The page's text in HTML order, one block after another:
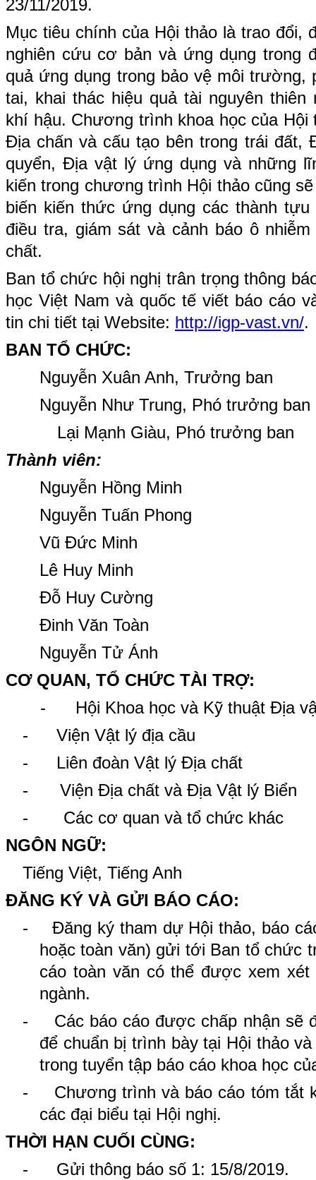
23/11/2019.
Mục tiêu chính của Hội thảo là trao đổi,
nghiên cứu cơ bản và ứng dụng trong
quả ứng dụng trong bảo vệ môi trường,
tai, khai thác hiệu quả tài nguyên
khí hậu. Chương trình khoa học của
Địa chấn và cấu tạo bên trong trái đất,
quyển, Địa vật lý ứng dụng và những
kiến trong chương trình Hội thảo cũng
biến kiến thức ứng dụng các thành
điều tra, giám sát và cảnh báo ô
chất.
Ban tổ chức hội nghị trân trọng thông
học Việt Nam và quốc tế viết báo cáo
tin chi tiết tại Website: http://igp-vast.vn/.
BAN TỔ CHỨC:
Nguyễn Xuân Anh, Trưởng ban
Nguyễn Như Trung, Phó trưởng ban
Lại Mạnh Giàu, Phó trưởng ban
Thành viên:
Nguyễn Hồng Minh
Nguyễn Tuấn Phong
Vũ Đức Minh
Lê Huy Minh
Đỗ Huy Cường
Đinh Văn Toàn
Nguyễn Tử Ánh
CƠ QUAN, TỔ CHỨC TÀI TRỢ:
- Hội Khoa học và Kỹ thuật Địa vật
-
Viện Vật lý địa cầu
-
Liên đoàn Vật lý Địa chất
-
Viện Địa chất và Địa Vật lý Biển
-
Các cơ quan và tổ chức khác
NGÔN NGỮ:
Tiếng Việt, Tiếng Anh
ĐĂNG KÝ VÀ GỬI BÁO CÁO:
-
Đăng ký tham dự Hội thảo, báo
hoặc toàn văn) gửi tới Ban tổ chức
cáo toàn văn có thể được xem
ngành.
-
Các báo cáo được chấp nhận sẽ
để chuẩn bị trình bày tại Hội thảo
trong tuyển tập báo cáo khoa học
-
Chương trình và báo cáo tóm tắt
các đại biểu tại Hội nghị.
THỜI HẠN CUỐI CÙNG:
-
Gửi thông báo số 1: 15/8/2019.